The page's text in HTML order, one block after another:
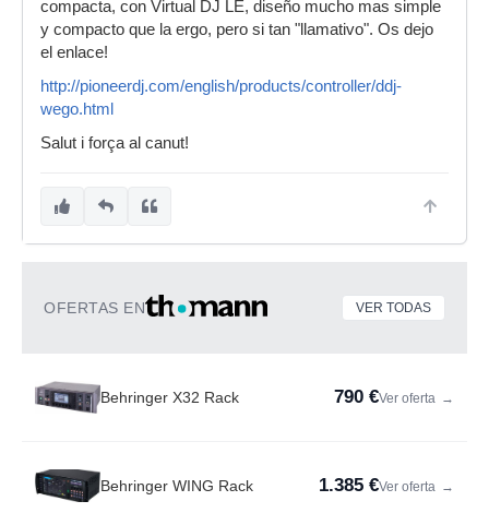
compacta, con Virtual DJ LE, diseño mucho mas simple
y compacto que la ergo, pero si tan "llamativo". Os dejo
el enlace!
http://pioneerdj.com/english/products/controller/ddj-
wego.html
Salut i força al canut!
OFERTAS EN VER TODAS
Behringer X32 Rack 790 €Ver oferta →
Behringer WING Rack 1.385 €Ver oferta →